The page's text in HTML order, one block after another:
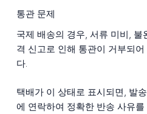
통관 문제
국제 배송의 경우, 서류 미비,
격 신고로 인해 통관이 거부되
다.
택배가 이 상태로 표시되면, 발
에 연락하여 정확한 반송 사유